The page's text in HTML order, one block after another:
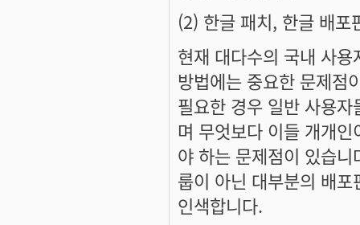
(2) 한글 패치, 한글 배포
현재 대다수의 국내 사
방법에는 중요한 문제
필요한 경우 일반 사용
며 무엇보다 이들 개개
야 하는 문제점이 있습
룹이 아닌 대부분의 배
인색합니다.